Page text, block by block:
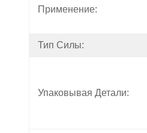
Применение:
Тип Силы:
Упаковывая Детали: